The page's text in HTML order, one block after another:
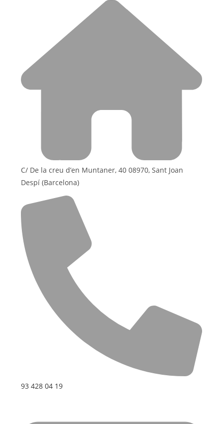
C/ De la creu d’en Muntaner, 40 08970, Sant Joan
Despí (Barcelona)
93 428 04 19